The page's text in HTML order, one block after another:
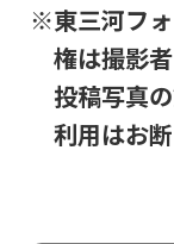
※東三河フ
権は撮影
投稿写真
利用はお断